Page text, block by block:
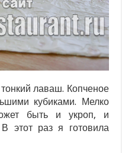
лаваш. Копченое
кубиками. Мелко
быть и укроп, и
этот раз я готовила